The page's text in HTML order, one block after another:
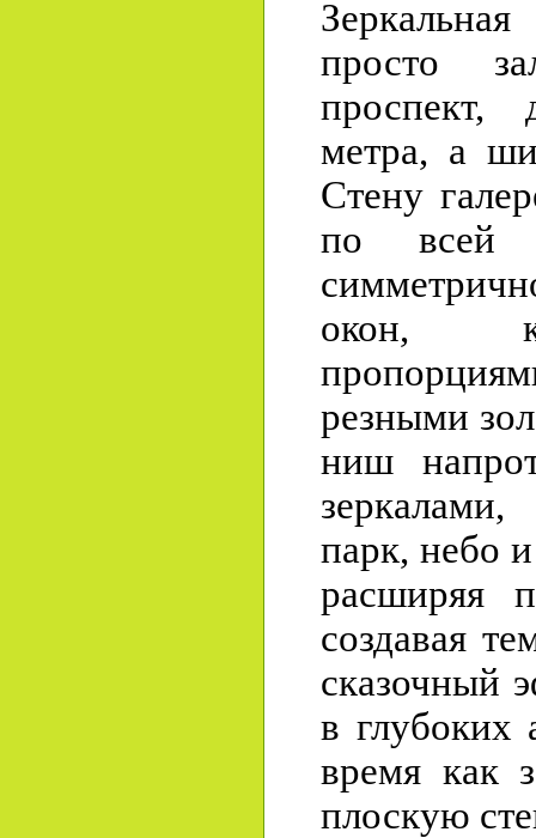
просто
проспект,
метра, а
Стену
по всей
окон,
резными
ниш
парк, небо
расширяя
создавая
сказочный
в
время как
плоскую